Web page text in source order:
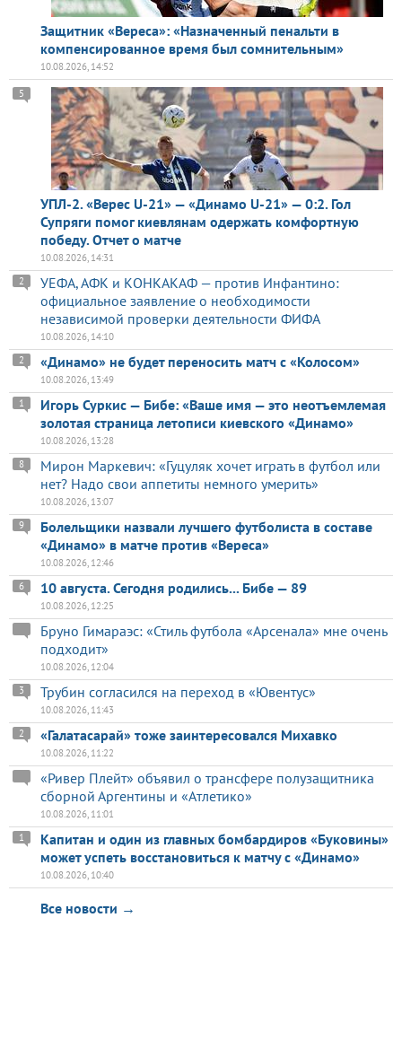
Защитник «Вереса»: «Назначенный пенальти в
компенсированное время был сомнительным»
10.08.2026, 14:52
УПЛ-2. «Верес U-21» — «Динамо U-21» — 0:2. Гол
Супряги помог киевлянам одержать комфортную
победу. Отчет о матче
5
10.08.2026, 14:31
УЕФА, АФК и КОНКАКАФ — против Инфантино:
официальное заявление о необходимости
независимой проверки деятельности ФИФА
2
10.08.2026, 14:10
«Динамо» не будет переносить матч с «Колосом»
2
10.08.2026, 13:49
Игорь Суркис — Бибе: «Ваше имя — это неотъемлемая
золотая страница летописи киевского «Динамо»
1
10.08.2026, 13:28
Мирон Маркевич: «Гуцуляк хочет играть в футбол или
нет? Надо свои аппетиты немного умерить»
8
10.08.2026, 13:07
Болельщики назвали лучшего футболиста в составе
«Динамо» в матче против «Вереса»
9
10.08.2026, 12:46
10 августа. Сегодня родились... Бибе — 89
6
10.08.2026, 12:25
Бруно Гимараэс: «Стиль футбола «Арсенала» мне очень
подходит»
10.08.2026, 12:04
Трубин согласился на переход в «Ювентус»
3
10.08.2026, 11:43
«Галатасарай» тоже заинтересовался Михавко
2
10.08.2026, 11:22
«Ривер Плейт» объявил о трансфере полузащитника
сборной Аргентины и «Атлетико»
10.08.2026, 11:01
Капитан и один из главных бомбардиров «Буковины»
может успеть восстановиться к матчу с «Динамо»
1
10.08.2026, 10:40
Все новости →